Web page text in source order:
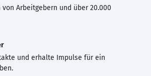
von Arbeitgebern und über 20.000
und erhalte Impulse für ein